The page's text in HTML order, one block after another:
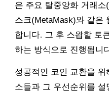
은 주요 탈중앙화 거래
스크(MetaMask)와 같은
합니다. 그 후 스왑할 토
하는 방식으로 진행됩니
성공적인 코인 교환을
소들과 그 우선순위를